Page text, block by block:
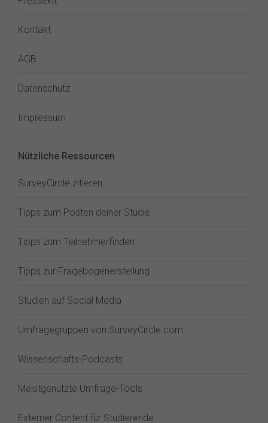
Kontakt
AGB
Datenschutz
Impressum
Nützliche Ressourcen
SurveyCircle zitieren
Tipps zum Posten deiner Studie
Tipps zum Teilnehmerfinden
Tipps zur Fragebogenerstellung
Studien auf Social Media
Umfragegruppen von SurveyCircle.com
Wissenschafts-Podcasts
Meistgenutzte Umfrage-Tools
Externer Content für Studierende